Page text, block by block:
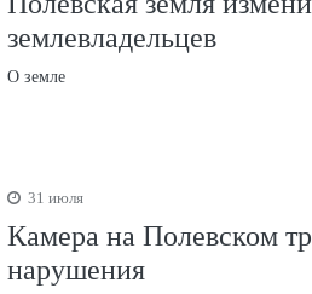
землевладельцев
О земле
31 июля
Камера на Полевском
нарушения